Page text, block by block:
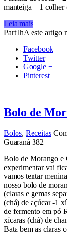
manteiga – 1
Leia mais
PartilhA este artigo
Facebook
Twitter
Google +
Pinterest
Bolo de
Bolos, Receitas
Guaraná 382
Bolo de Morango e
experimentar vai
vamos tentar
nosso bolo de
(claras e gemas
(chá) de açúcar -1
de fermento em pó
xícaras (chá) de
Bata bem as claras